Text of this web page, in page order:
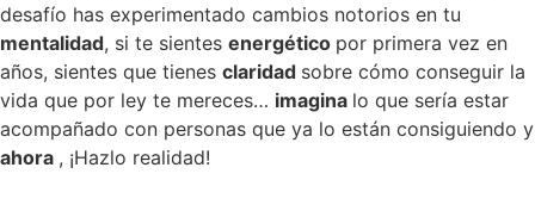
desafío has experimentado cambios notorios en tu
mentalidad, si te sientes energético por primera vez en
años, sientes que tienes claridad sobre cómo conseguir la
vida que por ley te mereces… imagina lo que sería estar
acompañado con personas que ya lo están consiguiendo y
ahora , ¡Hazlo realidad!